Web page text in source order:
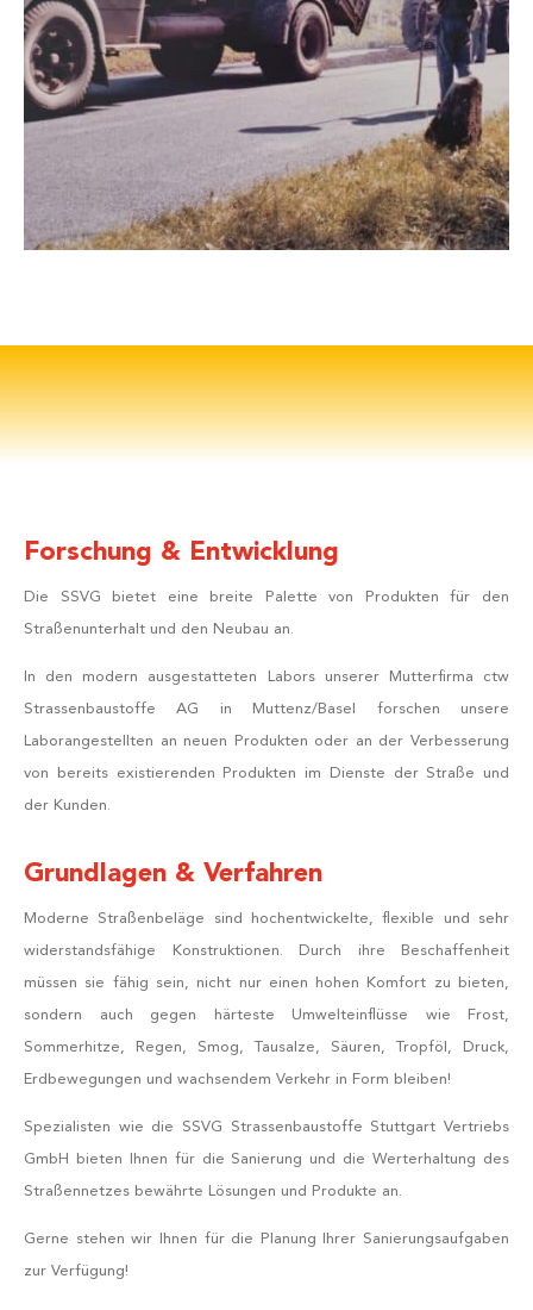
Forschung & Entwicklung
Die SSVG bietet eine breite Palette von Produkten für den
Straßenunterhalt und den Neubau an.
In den modern ausgestatteten Labors unserer Mutterfirma ctw
Strassenbaustoffe AG in Muttenz/Basel forschen unsere
Laborangestellten an neuen Produkten oder an der Verbesserung
von bereits existierenden Produkten im Dienste der Straße und
der Kunden.
Grundlagen & Verfahren
Moderne Straßenbeläge sind hochentwickelte, flexible und sehr
widerstandsfähige Konstruktionen. Durch ihre Beschaffenheit
müssen sie fähig sein, nicht nur einen hohen Komfort zu bieten,
sondern auch gegen härteste Umwelteinflüsse wie Frost,
Sommerhitze, Regen, Smog, Tausalze, Säuren, Tropföl, Druck,
Erdbewegungen und wachsendem Verkehr in Form bleiben!
Spezialisten wie die SSVG Strassenbaustoffe Stuttgart Vertriebs
GmbH bieten Ihnen für die Sanierung und die Werterhaltung des
Straßennetzes bewährte Lösungen und Produkte an.
Gerne stehen wir Ihnen für die Planung Ihrer Sanierungsaufgaben
zur Verfügung!